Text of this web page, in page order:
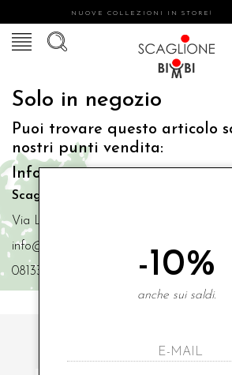
NUOVE COLLEZIONI IN STORE!
Solo in negozio
Puoi trovare questo articolo
nostri punti vendita:
Info contatti
Scaglione Bimbi di Iacono Maria
Via Luigi Mazzella,73 80077 Ischia
info@scaglionebimbi.com
0813331162
ISCRIVITI ALLA NOSTRA
-10%
anche sui saldi.